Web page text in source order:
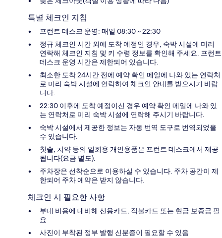
특별 체크인 지침
프런트 데스크 운영: 매일 08:30 ~ 22:30
정규 체크인 시간 외에 도착 예정인 경우, 숙박 시설에 미리
연락해 체크인 지침 및 키 수령 정보를 확인해 주세요. 프런트
데스크 운영 시간은 제한되어 있습니다.
최소한 도착 24시간 전에 예약 확인 메일에 나와 있는 연락처
로 미리 숙박 시설에 연락하여 체크인 안내를 받으시기 바랍
니다.
22:30 이후에 도착 예정이신 경우 예약 확인 메일에 나와 있
는 연락처로 미리 숙박 시설에 연락해 주시기 바랍니다.
숙박 시설에서 제공한 정보는 자동 번역 도구로 번역되었을
수 있습니다.
칫솔, 치약 등의 일회용 개인용품은 프런트 데스크에서 제공
됩니다(요금 별도).
주차장은 선착순으로 이용하실 수 있습니다. 주차 공간이 제
한되어 주차 예약은 받지 않습니다.
체크인 시 필요한 사항
부대 비용에 대비해 신용카드, 직불카드 또는 현금 보증금 필
요
사진이 부착된 정부 발행 신분증이 필요할 수 있음